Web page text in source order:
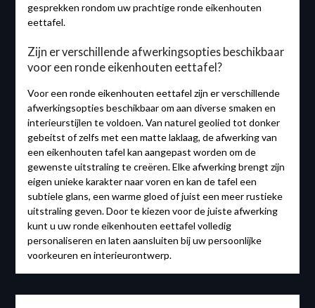
gesprekken rondom uw prachtige ronde eikenhouten
eettafel.
Zijn er verschillende afwerkingsopties beschikbaar
voor een ronde eikenhouten eettafel?
Voor een ronde eikenhouten eettafel zijn er verschillende
afwerkingsopties beschikbaar om aan diverse smaken en
interieurstijlen te voldoen. Van naturel geolied tot donker
gebeitst of zelfs met een matte laklaag, de afwerking van
een eikenhouten tafel kan aangepast worden om de
gewenste uitstraling te creëren. Elke afwerking brengt zijn
eigen unieke karakter naar voren en kan de tafel een
subtiele glans, een warme gloed of juist een meer rustieke
uitstraling geven. Door te kiezen voor de juiste afwerking
kunt u uw ronde eikenhouten eettafel volledig
personaliseren en laten aansluiten bij uw persoonlijke
voorkeuren en interieurontwerp.